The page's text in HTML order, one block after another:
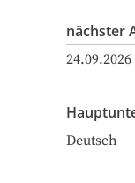
nächster
24.09.2026
Deutsch